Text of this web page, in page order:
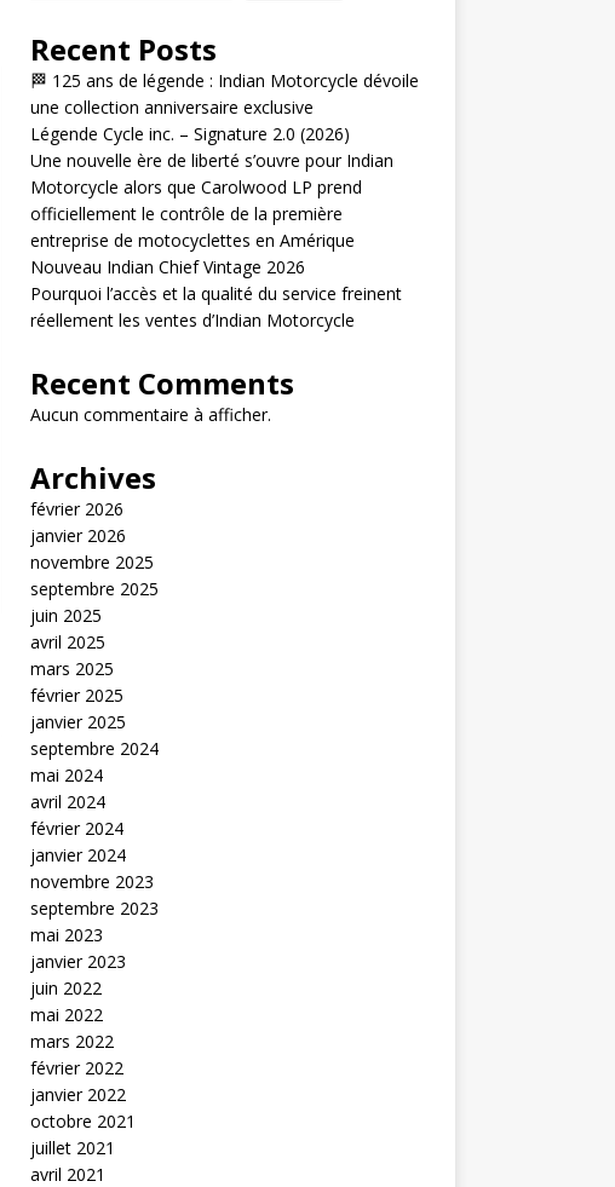
Recent Posts
🏁 125 ans de légende : Indian Motorcycle dévoile
une collection anniversaire exclusive
Légende Cycle inc. – Signature 2.0 (2026)
Une nouvelle ère de liberté s’ouvre pour Indian
Motorcycle alors que Carolwood LP prend
officiellement le contrôle de la première
entreprise de motocyclettes en Amérique
Nouveau Indian Chief Vintage 2026
Pourquoi l’accès et la qualité du service freinent
réellement les ventes d’Indian Motorcycle
Recent Comments
Aucun commentaire à afficher.
Archives
février 2026
janvier 2026
novembre 2025
septembre 2025
juin 2025
avril 2025
mars 2025
février 2025
janvier 2025
septembre 2024
mai 2024
avril 2024
février 2024
janvier 2024
novembre 2023
septembre 2023
mai 2023
janvier 2023
juin 2022
mai 2022
mars 2022
février 2022
janvier 2022
octobre 2021
juillet 2021
avril 2021